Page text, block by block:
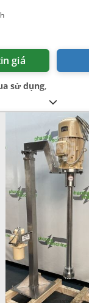
giá
sử dụng,